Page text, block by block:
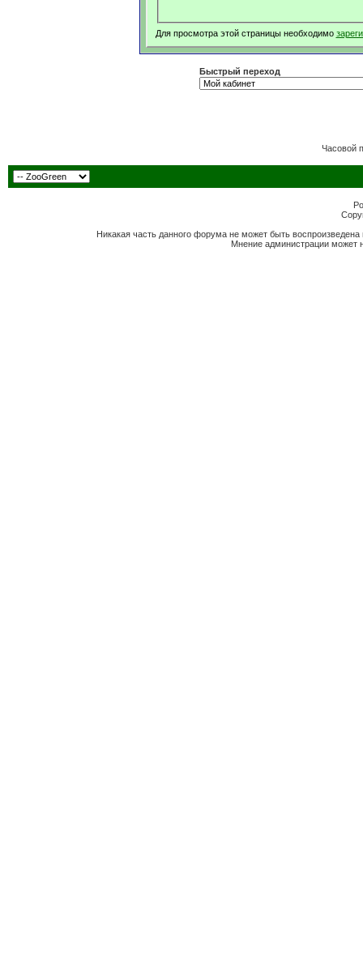
Для просмотра этой страницы необходимо
Быстрый переход
Часовой
Никакая часть данного форума не может быть
Мнение администрации может